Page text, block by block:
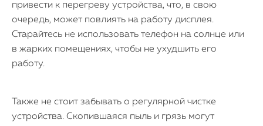
привести к перегреву устройства, что, в свою
очередь, может повлиять на работу дисплея.
Старайтесь не использовать телефон на солнце или
в жарких помещениях, чтобы не ухудшить его
работу.
Также не стоит забывать о регулярной чистке
устройства. Скопившаяся пыль и грязь могут